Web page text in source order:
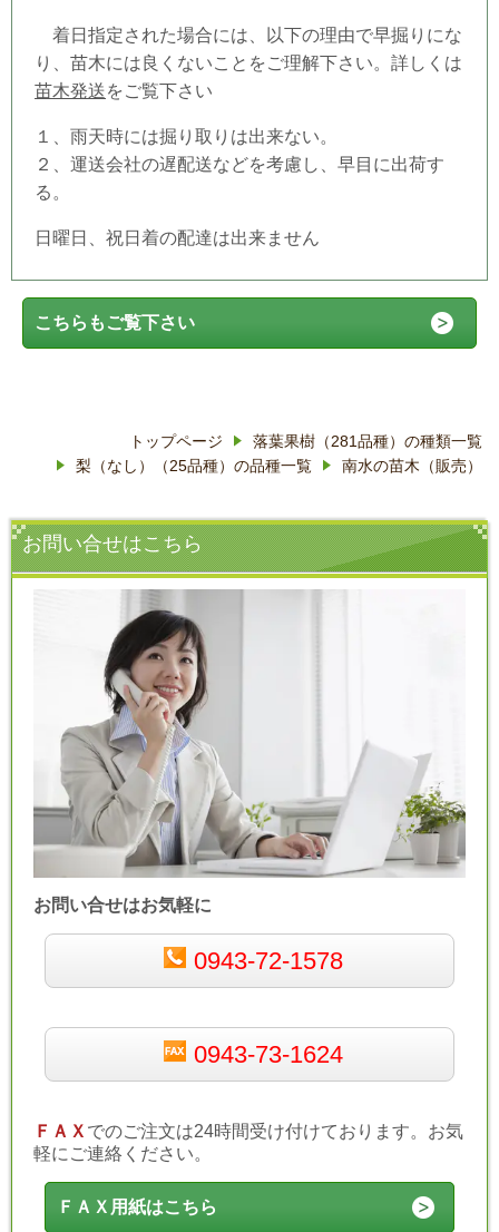
着日指定された場合には、以下の理由で早掘りにな
り、苗木には良くないことをご理解下さい。詳しくは
苗木発送をご覧下さい
１、雨天時には掘り取りは出来ない。
２、運送会社の遅配送などを考慮し、早目に出荷す
る。
日曜日、祝日着の配達は出来ません
こちらもご覧下さい
トップページ
落葉果樹（281品種）の種類一覧
梨（なし）（25品種）の品種一覧
南水の苗木（販売）
お問い合せはこちら
お問い合せはお気軽に
0943-72-1578
0943-73-1624
ＦＡＸ でのご注文は24時間受け付けております。お気
軽にご連絡ください。
ＦＡＸ用紙はこちら